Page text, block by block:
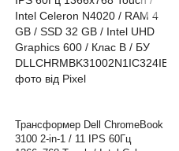
Трансформер Dell ChromeBook
3100 2-in-1 / 11 IPS 60Гц